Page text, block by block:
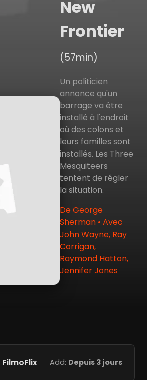
New
Frontier
(57min)
Un politicien
annonce qu'un
barrage va être
installé à l'endroit
où des colons et
leurs familles sont
installés. Les Three
Mesquiteers
tentent de régler
la situation.
De George
Sherman • Avec
John Wayne, Ray
Corrigan,
Raymond Hatton,
Jennifer Jones
FilmoFlix Add: Depuis 3 jours